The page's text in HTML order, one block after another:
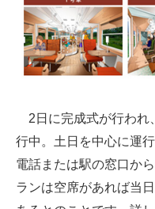
企業向けIT製品の総合サイ
IT製品の技術・比較・事例
モノづくり技術者専門サ
電子設計の基本と応用
2日に完成式が行われ
行中。土日を中心に運
電話または駅の窓口か
ランは空席があれば当